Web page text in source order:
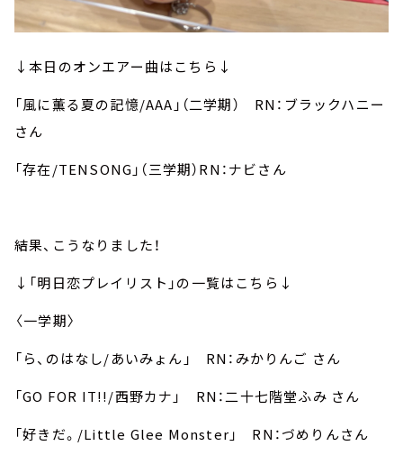
↓本日のオンエアー曲はこちら↓
「風に薫る夏の記憶/AAA」（二学期） RN：ブラックハニー
さん
「存在/TENSONG」（三学期）RN：ナビさん
結果、こうなりました！
↓「明日恋プレイリスト」の一覧はこちら↓
〈一学期〉
「ら、のはなし/あいみょん」 RN：みかりんご さん
「GO FOR IT!!/西野カナ」 RN：二十七階堂ふみ さん
「好きだ。/Little Glee Monster」 RN：づめりんさん